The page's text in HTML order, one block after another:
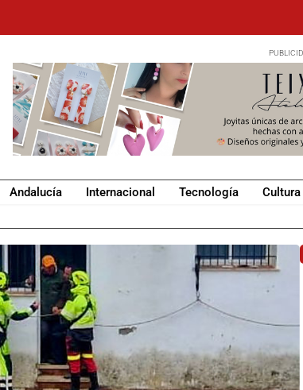
Andalucía Internacional Tecnología